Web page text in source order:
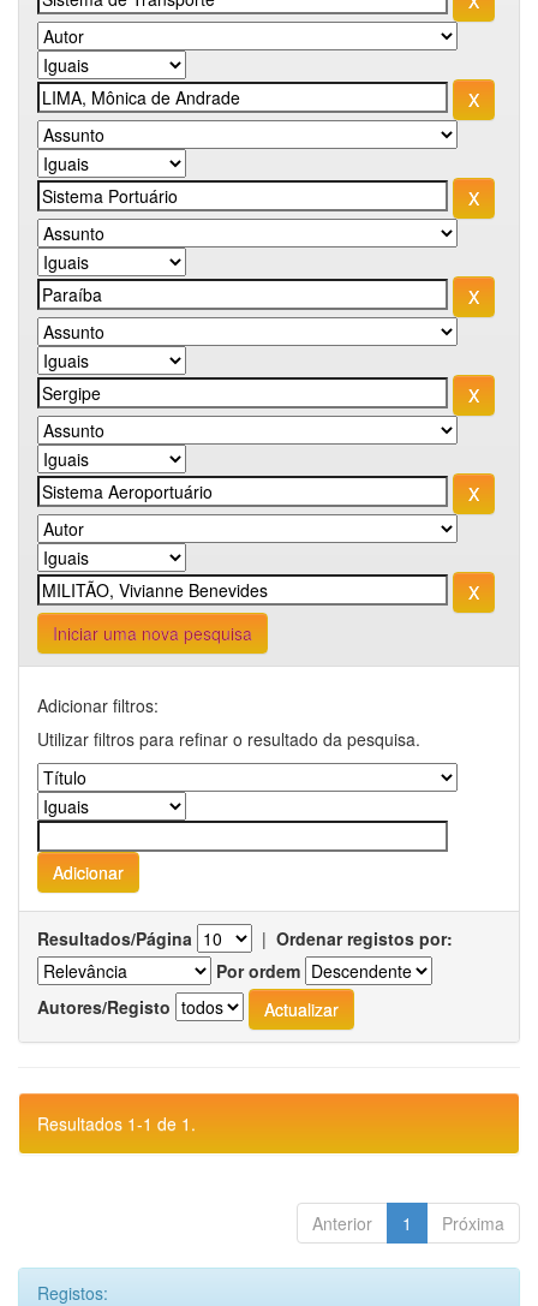
Iniciar uma nova pesquisa
Adicionar filtros:
Utilizar filtros para refinar o resultado da pesquisa.
Resultados/Página | Ordenar registos por:
Por ordem
Autores/Registo
Resultados 1-1 de 1.
Anterior 1 Próxima
Registos: